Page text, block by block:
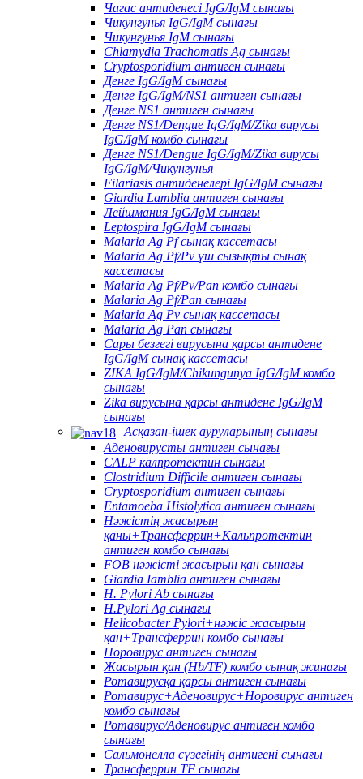
Чагас антиденесі IgG/IgM сынағы
Чикунгунья IgG/IgM сынағы
Чикунгунья IgM сынағы
Chlamydia Trachomatis Ag сынағы
Cryptosporidium антиген сынағы
Денге IgG/IgM сынағы
Денге IgG/IgM/NS1 антиген сынағы
Денге NS1 антиген сынағы
Денге NS1/Dengue IgG/IgM/Zika вирусы
IgG/IgM комбо сынағы
Денге NS1/Dengue IgG/IgM/Zika вирусы
IgG/IgM/Чикунгунья
Filariasis антиденелері IgG/IgM сынағы
Giardia Lamblia антиген сынағы
Лейшмания IgG/IgM сынағы
Leptospira IgG/IgM сынағы
Malaria Ag Pf сынақ кассетасы
Malaria Ag Pf/Pv үш сызықты сынақ
кассетасы
Malaria Ag Pf/Pv/Pan комбо сынағы
Malaria Ag Pf/Pan сынағы
Malaria Ag Pv сынақ кассетасы
Malaria Ag Pan сынағы
Сары безгегі вирусына қарсы антидене
IgG/IgM сынақ кассетасы
ZIKA IgG/IgM/Chikungunya IgG/IgM комбо
сынағы
Zika вирусына қарсы антидене IgG/IgM
сынағы
Асқазан-ішек ауруларының сынағы
Аденовирусты антиген сынағы
CALP калпротектин сынағы
Clostridium Difficile антиген сынағы
Cryptosporidium антиген сынағы
Entamoeba Histolytica антиген сынағы
Нәжістің жасырын
қаны+Трансферрин+Кальпротектин
антиген комбо сынағы
FOB нәжісті жасырын қан сынағы
Giardia Iamblia антиген сынағы
H. Pylori Ab сынағы
H.Pylori Ag сынағы
Helicobacter Pylori+нәжіс жасырын
қан+Трансферрин комбо сынағы
Норовирус антиген сынағы
Жасырын қан (Hb/TF) комбо сынақ жинағы
Ротавирусқа қарсы антиген сынағы
Ротавирус+Аденовирус+Норовирус антиген
комбо сынағы
Ротавирус/Аденовирус антиген комбо
сынағы
Сальмонелла сүзегінің антигені сынағы
Трансферрин TF сынағы